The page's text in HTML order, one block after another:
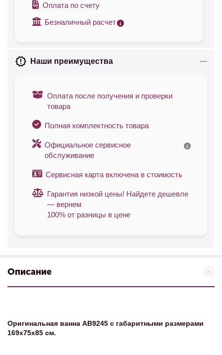
Оплата по счету
Безналичный расчет
Наши преимущества
Оплата после получения и проверки
товара
Полная комплектность товара
Официальное сервисное
обслуживание
Сервисная карта включена в стоимость
Гарантия низкой цены! Найдете дешевле
— вернем
100% от разницы в цене
Описание
Оригинальная ванна АВ9245 с габаритными размерами
169х75х85 см.